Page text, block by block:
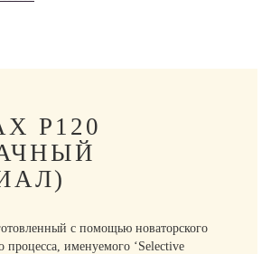
P120
с помощью новаторского
процесса, именуемого ‘Selective